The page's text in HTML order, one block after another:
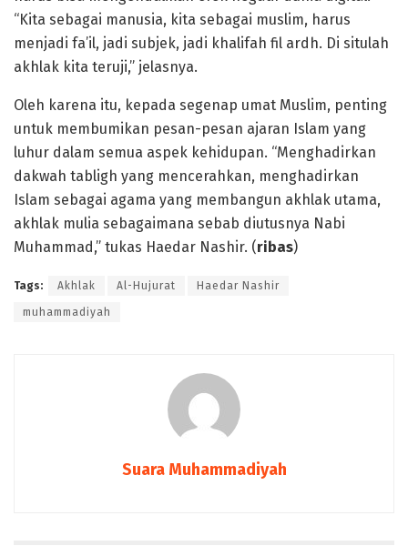
“Kita sebagai manusia, kita sebagai muslim, harus
menjadi fa’il, jadi subjek, jadi khalifah fil ardh. Di situlah
akhlak kita teruji,” jelasnya.
Oleh karena itu, kepada segenap umat Muslim, penting
untuk membumikan pesan-pesan ajaran Islam yang
luhur dalam semua aspek kehidupan. “Menghadirkan
dakwah tabligh yang mencerahkan, menghadirkan
Islam sebagai agama yang membangun akhlak utama,
akhlak mulia sebagaimana sebab diutusnya Nabi
Muhammad,” tukas Haedar Nashir. (ribas)
Tags: Akhlak Al-Hujurat Haedar Nashir
muhammadiyah
Suara Muhammadiyah